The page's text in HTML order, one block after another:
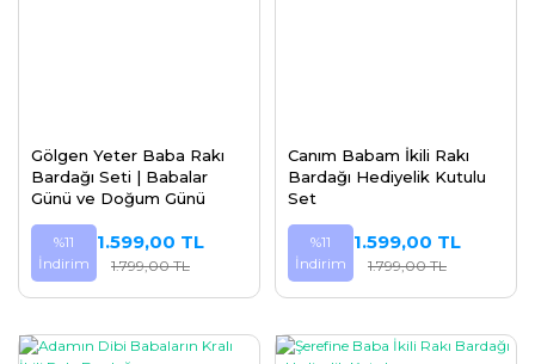
Gölgen Yeter Baba Rakı
Bardağı Seti | Babalar
Günü ve Doğum Günü
%11
İndirim
1.599,00 TL
1.799,00 TL
Canım Babam İkili Rakı
Bardağı Hediyelik Kutulu
Set
%11
İndirim
1.599,00 TL
1.799,00 TL